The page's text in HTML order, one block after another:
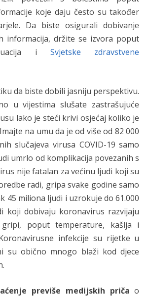
koje daju često su također
Da biste osigurali dobivanje
informacija, držite se izvora poput
i Svjetske zdravstvene
da biste dobili jasniju perspektivu.
u vijestima slušate zastrašujuće
lako je steći krivi osjećaj koliko je
na umu da je od više od 82 000
slučajeva virusa COVID-19 samo
umrlo od komplikacija povezanih s
nije fatalan za većinu ljudi koji su
radi, gripa svake godine samo
45 miliona ljudi i uzrokuje do 61.000
koji dobivaju koronavirus razvijaju
poput temperature, kašlja i
infekcije su rijetke u
su obično mnogo blaži kod djece
previše medijskih priča o